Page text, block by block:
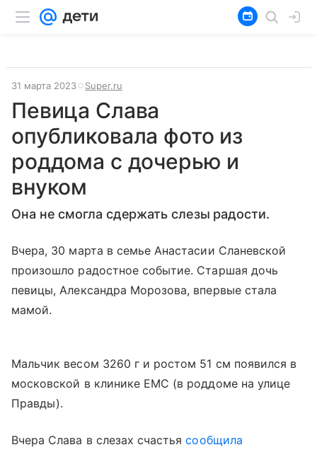
31 марта 2023 Super.ru
Певица Слава
опубликовала фото из
роддома с дочерью и
внуком
Она не смогла сдержать слезы радости.
Вчера, 30 марта в семье Анастасии Сланевской
произошло радостное событие. Старшая дочь
певицы, Александра Морозова, впервые стала
мамой.
Мальчик весом 3260 г и ростом 51 см появился в
московской в клинике ЕМС (в роддоме на улице
Правды).
Вчера Слава в слезах счастьясообщила